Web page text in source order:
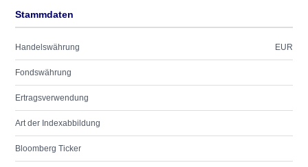
Stammdaten
Handelswährung EUR
Fondswährung
Ertragsverwendung
Art der Indexabbildung
Bloomberg Ticker